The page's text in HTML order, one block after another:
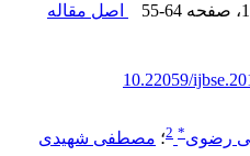
، صفحه 55-64
اصل مقاله
10.22059/
رضوی*
2؛ مصطفی شهیدی